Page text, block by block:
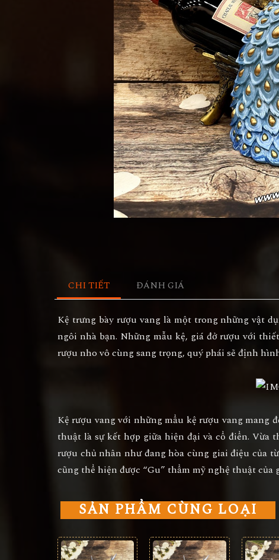
CHI TIẾT ĐÁNH GIÁ
Kệ trưng bày rượu vanglà một trong những vật
ngôi nhà bạn. Những mẫu kệ, giá đở rượu với
rượu nho vô cùng sang trọng, quý phái sẽ định
Kệ rượu vangvới những mẩu kệ rượu vang mang
thuật là sự kết hợp giữa hiện đại và cổ điển. Vừa
rượu chủ nhân như đang hòa cùng giai điệu của
cũng thể hiện được “Gu” thẩm mỹ nghệ thuật của
SẢN PHẨM CÙNG LOẠI